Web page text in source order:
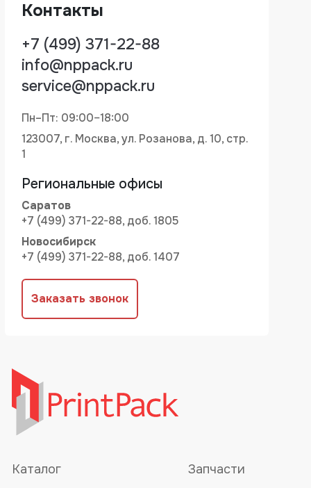
Контакты
+7 (499) 371-22-88
info@nppack.ru
service@nppack.ru
Пн–Пт: 09:00–18:00
123007, г. Москва, ул. Розанова, д. 10, стр.
1
Региональные офисы
Саратов
+7 (499) 371-22-88, доб. 1805
Новосибирск
+7 (499) 371-22-88, доб. 1407
Заказать звонок
Каталог
Запчасти